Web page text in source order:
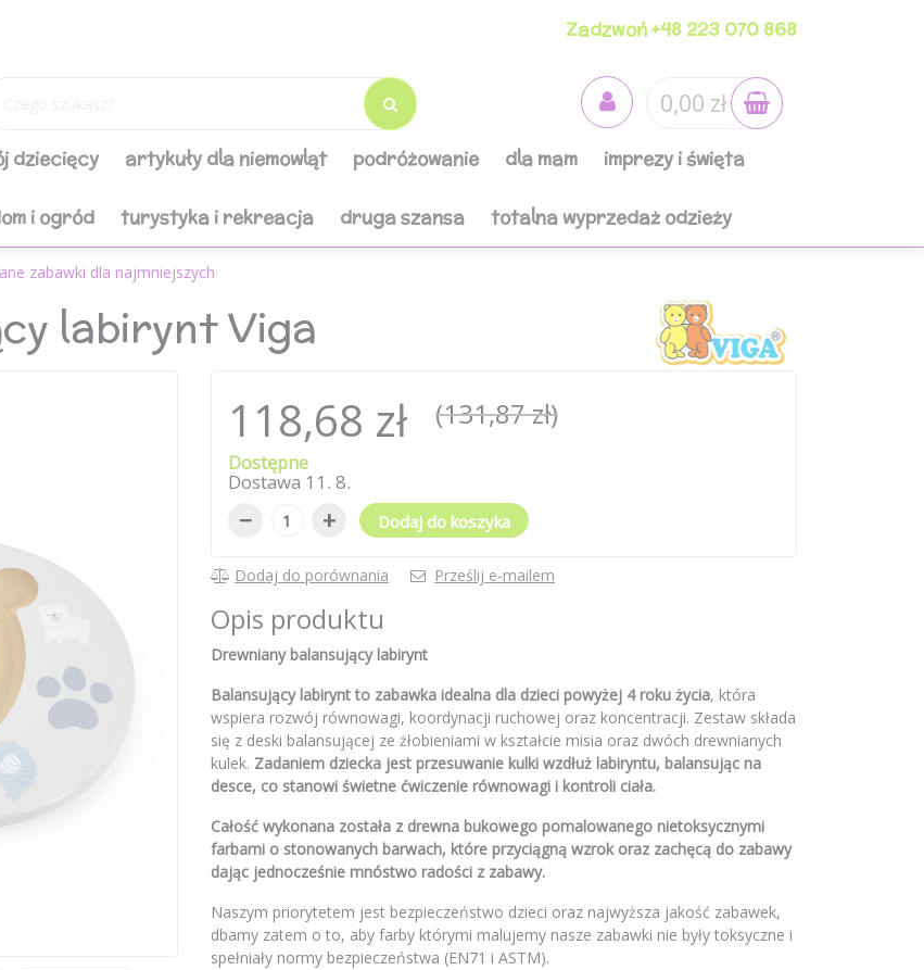
Zadzwoń +48 223 070 868
0,00 zł
dziecięcy artykuły dla niemowląt podróżowanie dla mam imprezy i święta
i ogród turystyka i rekreacja druga szansa totalna wyprzedaż odzieży
zabawki dla najmniejszych
labirynt Viga
118,68 zł (131,87 zł)
Dostępne
Dostawa 11 . 8.
− + Dodaj do koszyka
Dodaj do porównania Prześlij e-mailem
Opis produktu
Drewniany balansujący labirynt
Balansujący labirynt to zabawka idealna dla dzieci powyżej 4 roku życia, która
wspiera rozwój równowagi, koordynacji ruchowej oraz koncentracji. Zestaw składa
się z deski balansującej ze żłobieniami w kształcie misia oraz dwóch drewnianych
kulek. Zadaniem dziecka jest przesuwanie kulki wzdłuż labiryntu, balansując na
desce, co stanowi świetne ćwiczenie równowagi i kontroli ciała.
Całość wykonana została z drewna bukowego pomalowanego nietoksycznymi
farbami o stonowanych barwach, które przyciągną wzrok oraz zachęcą do zabawy
dając jednocześnie mnóstwo radości z zabawy.
Naszym priorytetem jest bezpieczeństwo dzieci oraz najwyższa jakość zabawek,
dbamy zatem o to, aby farby którymi malujemy nasze zabawki nie były toksyczne i
spełniały normy bezpieczeństwa (EN71 i ASTM).